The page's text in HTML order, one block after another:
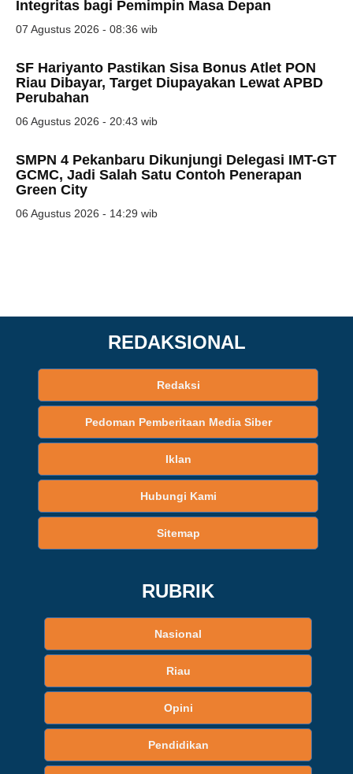
Integritas bagi Pemimpin Masa Depan
07 Agustus 2026 - 08:36 wib
SF Hariyanto Pastikan Sisa Bonus Atlet PON
Riau Dibayar, Target Diupayakan Lewat APBD
Perubahan
06 Agustus 2026 - 20:43 wib
SMPN 4 Pekanbaru Dikunjungi Delegasi IMT-GT
GCMC, Jadi Salah Satu Contoh Penerapan
Green City
06 Agustus 2026 - 14:29 wib
REDAKSIONAL
Redaksi
Pedoman Pemberitaan Media Siber
Iklan
Hubungi Kami
Sitemap
RUBRIK
Nasional
Riau
Opini
Pendidikan